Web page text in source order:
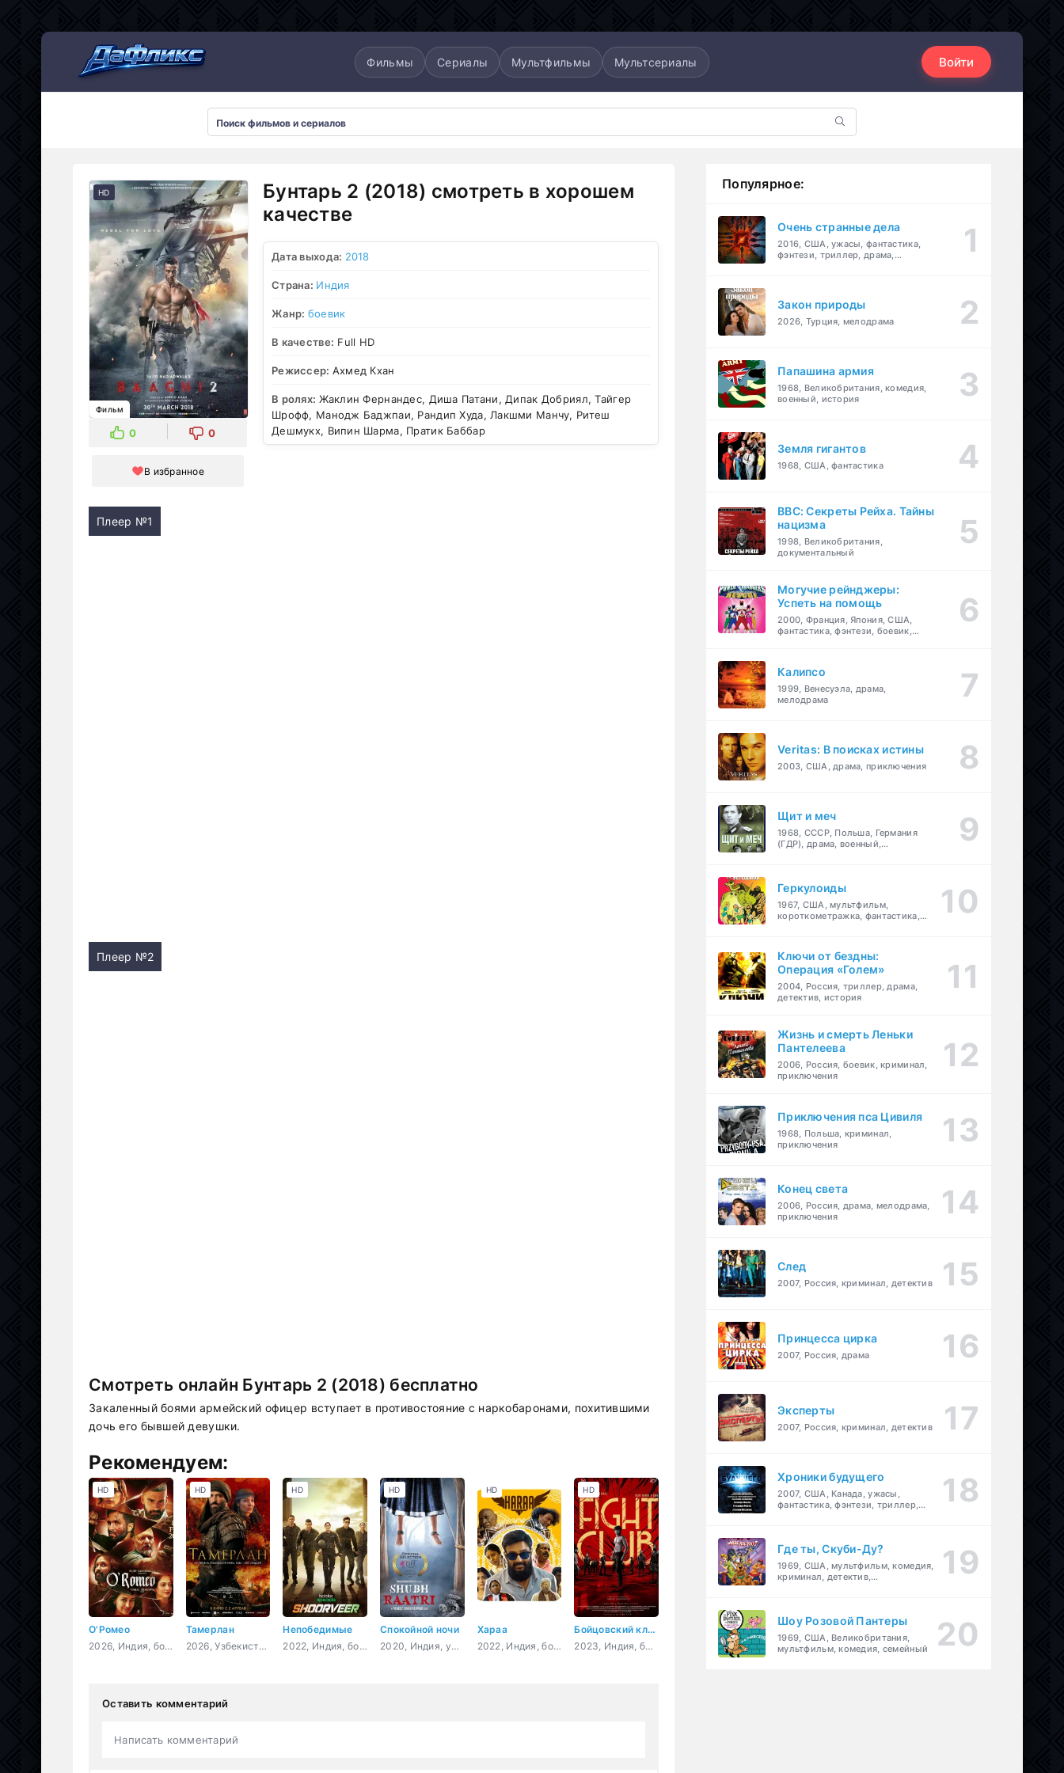
Фильмы Сериалы Мультфильмы Мультсериалы Войти
HD
Фильм
0 0
В избранное
Бунтарь 2 (2018) смотреть в хорошем
качестве
Дата выхода: 2018
Страна: Индия
Жанр: боевик
В качестве: Full HD
Режиссер: Ахмед Кхан
В ролях: Жаклин Фернандес, Диша Патани, Дипак Добриял, Тайгер
Шрофф, Манодж Баджпаи, Рандип Худа, Лакшми Манчу, Ритеш
Дешмукх, Випин Шарма, Пратик Баббар
Плеер №1
Плеер №2
Смотреть онлайн Бунтарь 2 (2018) бесплатно
Закаленный боями армейский офицер вступает в противостояние с наркобаронами, похитившими
дочь его бывшей девушки.
Рекомендуем:
О'Ромео
2026, Индия, боевик, драма, мелодрама, криминал, триллер
HD
Тамерлан
2026, Узбекистан, США, Казахстан, драма, боевик, история, военный
HD
Непобедимые
2022, Индия, боевик, драма
HD
Спокойной ночи
2020, Индия, ужасы
HD
Хараа
2022, Индия, боевик
HD
Бойцовский клуб
2023, Индия, боевик
HD
Оставить комментарий
Написать комментарий
Популярное:
Очень странные дела
2016, США, ужасы, фантастика,
фэнтези, триллер, драма,
Закон природы
2026, Турция, мелодрама
Папашина армия
1968, Великобритания, комедия,
военный, история
Земля гигантов
1968, США, фантастика
BBC: Секреты Рейха. Тайны
нацизма
1998, Великобритания,
документальный
Могучие рейнджеры:
Успеть на помощь
2000, Франция, Япония, США,
фантастика, фэнтези, боевик,
Калипсо
1999, Венесуэла, драма,
мелодрама
Veritas: В поисках истины
2003, США, драма, приключения
Щит и меч
1968, СССР, Польша, Германия
(ГДР), драма, военный,
Геркулоиды
1967, США, мультфильм,
короткометражка, фантастика,
Ключи от бездны:
Операция «Голем»
2004, Россия, триллер, драма,
детектив, история
Жизнь и смерть Леньки
Пантелеева
2006, Россия, боевик, криминал,
приключения
Приключения пса Цивиля
1968, Польша, криминал,
приключения
Конец света
2006, Россия, драма, мелодрама,
приключения
След
2007, Россия, криминал, детектив
Принцесса цирка
2007, Россия, драма
Эксперты
2007, Россия, криминал, детектив
Хроники будущего
2007, США, Канада, ужасы,
фантастика, фэнтези, триллер,
Где ты, Скуби-Ду?
1969, США, мультфильм, комедия,
криминал, детектив,
Шоу Розовой Пантеры
1969, США, Великобритания,
мультфильм, комедия, семейный
Мультсериалы